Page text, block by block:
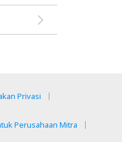
Privasi
Perusahaan Mitra